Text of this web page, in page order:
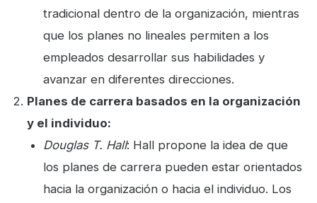
tradicional dentro de la organización, mientras
que los planes no lineales permiten a los
empleados desarrollar sus habilidades y
avanzar en diferentes direcciones.
Planes de carrera basados en la organización
y el individuo:
Douglas T. Hall: Hall propone la idea de que
los planes de carrera pueden estar orientados
hacia la organización o hacia el individuo. Los